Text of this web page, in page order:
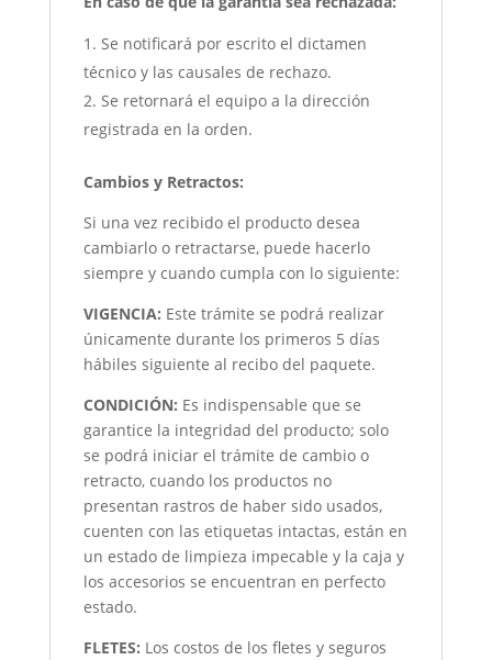
Se notificará por escrito el dictamen
técnico y las causales de rechazo.
Se retornará el equipo a la dirección
registrada en la orden.
Cambios y Retractos:
Si una vez recibido el producto desea
cambiarlo o retractarse, puede hacerlo
siempre y cuando cumpla con lo siguiente:
VIGENCIA: Este trámite se podrá realizar
únicamente durante los primeros 5 días
hábiles siguiente al recibo del paquete.
CONDICIÓN: Es indispensable que se
garantice la integridad del producto; solo
se podrá iniciar el trámite de cambio o
retracto, cuando los productos no
presentan rastros de haber sido usados,
cuenten con las etiquetas intactas, están en
un estado de limpieza impecable y la caja y
los accesorios se encuentran en perfecto
estado.
FLETES: Los costos de los fletes y seguros